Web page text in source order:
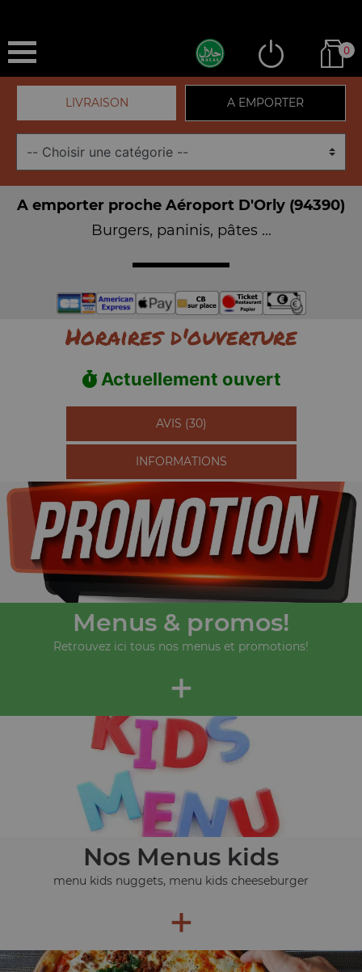
0
LIVRAISON A EMPORTER
A emporter proche Aéroport D'Orly (94390)
Burgers, paninis, pâtes ...
Horaires d'ouverture
Actuellement ouvert
AVIS (30)
INFORMATIONS
Menus & promos!
Retrouvez ici tous nos menus et promotions!
+
Nos Menus kids
menu kids nuggets, menu kids cheeseburger
+